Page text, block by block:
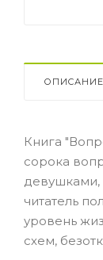
ОПИСАНИЕ
Книга
сорока
девушками,
читатель
уровень
схем,